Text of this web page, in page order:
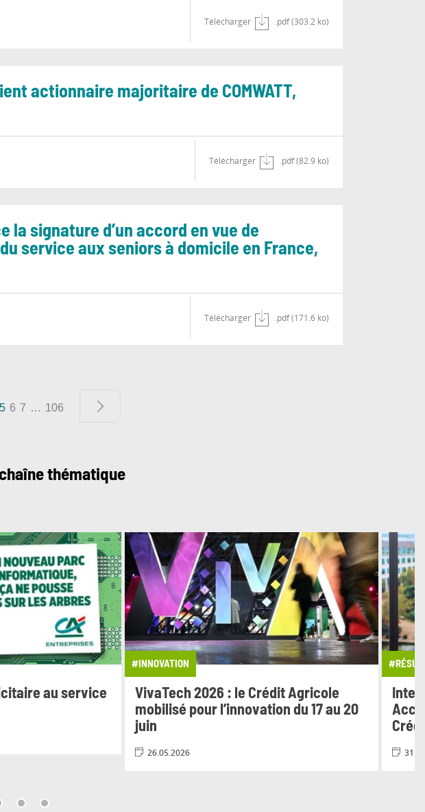
Télécharger .pdf (303.2 ko)
actionnaire majoritaire de COMWATT,
Télécharger .pdf (82.9 ko)
la signature d’un accord en vue de
service aux seniors à domicile en France,
Télécharger .pdf (171.6 ko)
5 6 7 … 106
thématique
au service
#INNOVATION
VivaTech 2026 : le Crédit Agricole
mobilisé pour l’innovation du 17 au 20
juin
26.05.2026